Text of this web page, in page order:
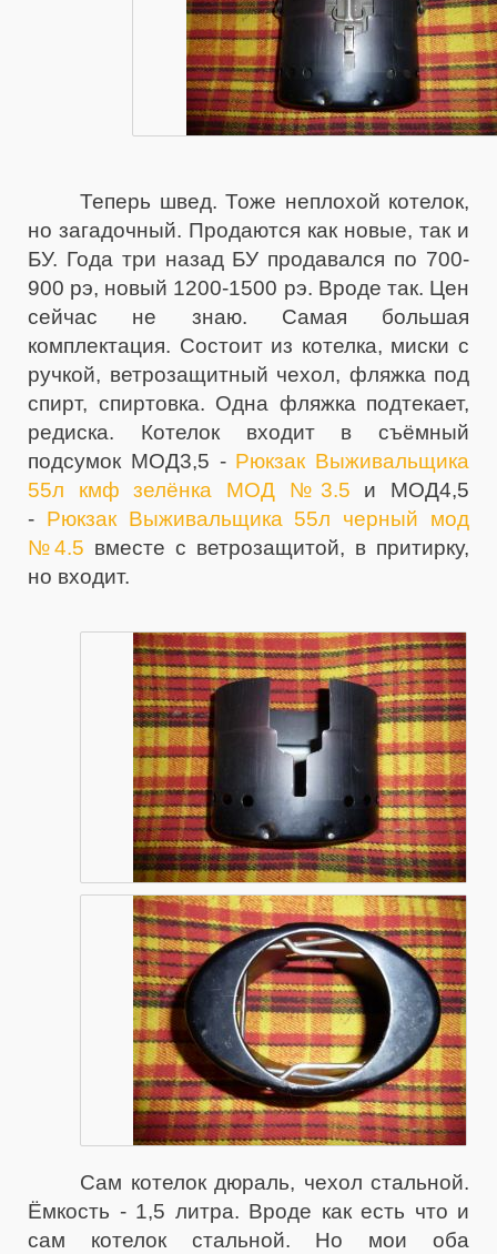
Теперь швед. Тоже неплохой котелок,
но загадочный. Продаются как новые, так и
БУ. Года три назад БУ продавался по 700-
900 рэ, новый 1200-1500 рэ. Вроде так. Цен
сейчас не знаю. Самая большая
комплектация. Состоит из котелка, миски с
ручкой, ветрозащитный чехол, фляжка под
спирт, спиртовка. Одна фляжка подтекает,
редиска. Котелок входит в съёмный
подсумок МОД3,5 - Рюкзак Выживальщика
55л кмф зелёнка МОД №3.5 и МОД4,5
- Рюкзак Выживальщика 55л черный мод
№4.5 вместе с ветрозащитой, в притирку,
но входит.
Сам котелок дюраль, чехол стальной.
Ёмкость - 1,5 литра. Вроде как есть что и
сам котелок стальной. Но мои оба